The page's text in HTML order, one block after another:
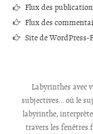
Flux des
Flux des
Site de WordPress-
Labyrinthes avec
subjectives... où le
labyrinthe,
travers les fenêtres